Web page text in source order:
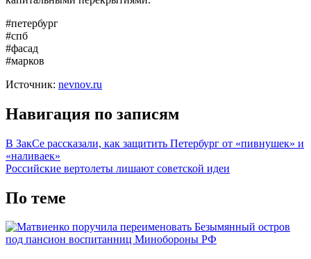
#петербург
#спб
#фасад
#марков
Источник: nevnov.ru
Навигация по записям
В ЗакСе рассказали, как защитить Петербург от «пивнушек» и
«наливаек»
Российские вертолеты лишают советской идеи
По теме